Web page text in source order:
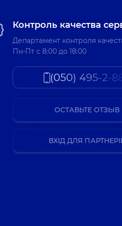
Контроль качества
Департамент контроля
Пн-Пт c 8:00 до 18:00
(050) 495-2-
ОСТАВЬТЕ ОТЗЫВ
ВХІД ДЛЯ